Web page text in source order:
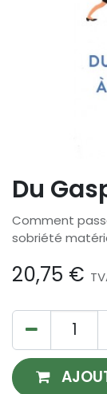
Du
Comment
sobriété
20,75 €